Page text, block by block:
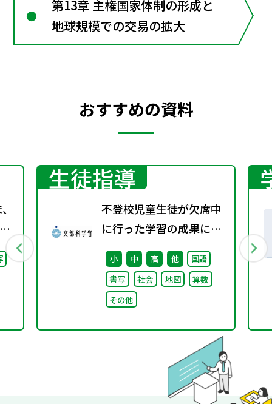
第13章 主権国家体制の形成と
地球規模での交易の拡大
おすすめの資料
生徒指導
不登校児童生徒が欠席中
に行った学習の成果に係
る成績評価について（通
知）
小 中 高 他
国語
書写
社会 地図
算数
その他